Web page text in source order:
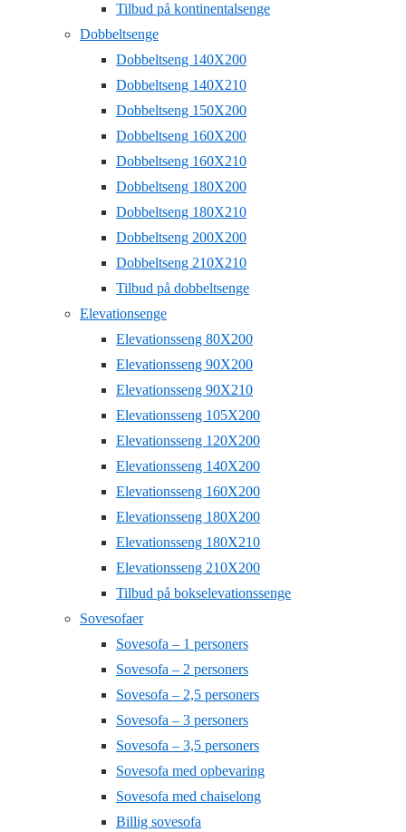
Tilbud på kontinentalsenge
Dobbeltsenge
Dobbeltseng 140X200
Dobbeltseng 140X210
Dobbeltseng 150X200
Dobbeltseng 160X200
Dobbeltseng 160X210
Dobbeltseng 180X200
Dobbeltseng 180X210
Dobbeltseng 200X200
Dobbeltseng 210X210
Tilbud på dobbeltsenge
Elevationsenge
Elevationsseng 80X200
Elevationsseng 90X200
Elevationsseng 90X210
Elevationsseng 105X200
Elevationsseng 120X200
Elevationsseng 140X200
Elevationsseng 160X200
Elevationsseng 180X200
Elevationsseng 180X210
Elevationsseng 210X200
Tilbud på bokselevationssenge
Sovesofaer
Sovesofa – 1 personers
Sovesofa – 2 personers
Sovesofa – 2,5 personers
Sovesofa – 3 personers
Sovesofa – 3,5 personers
Sovesofa med opbevaring
Sovesofa med chaiselong
Billig sovesofa